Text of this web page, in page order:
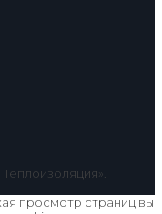
просмотр страниц вы